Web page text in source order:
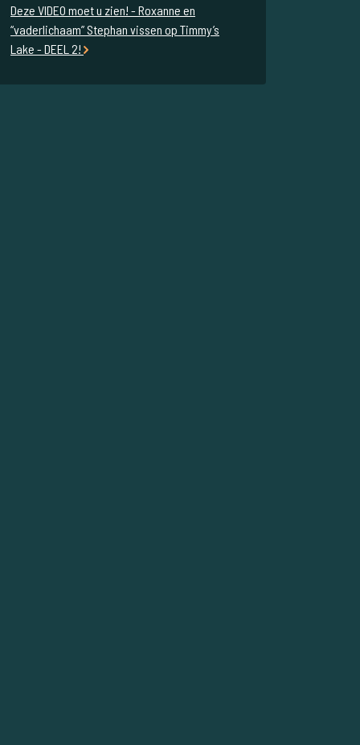
Deze VIDEO moet u zien! - Roxanne en
“vaderlichaam” Stephan vissen op Timmy’s
Lake - DEEL 2!